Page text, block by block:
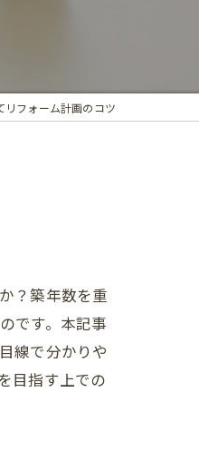
リフォーム計画のコツ
？築年数を重
です。本記事
線で分かりや
目指す上での